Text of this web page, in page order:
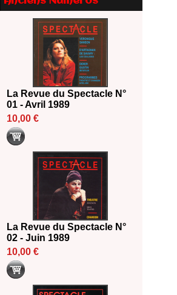
Le palmarès des prix SACD
Les 10 lauréats du Fonds
Grandes Formes Théâtre 2026
Nomination de Nathalie
Garraud et Olivier Saccomano à
la direction du Théâtre de
Gennevilliers - CDN
13/06/2026
Dispositif SACD Auteurs
d'espaces : les lauréats 2026
La Revue du Spectacle N°
01 - Avril 1989
10,00 €
La Revue du Spectacle N°
02 - Juin 1989
10,00 €